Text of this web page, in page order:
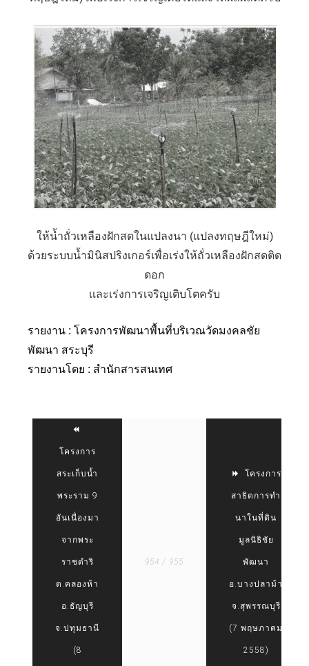
ให้น้ำถั่วเหลืองฝักสดในแปลงนา (แปลงทฤษฎีใหม่)
ด้วยระบบน้ำมินิสปริงเกอร์เพื่อเร่งให้ถั่วเหลืองฝักสดติด
ดอก
เเละเร่งการเจริญเติบโตครับ
รายงาน : โครงการพัฒนาพื้นที่บริเวณวัดมงคลชัย
พัฒนา สระบุรี
รายงานโดย : สำนักสารสนเทศ
โครงการ
สระเก็บน้ำ
พระราม 9
อันเนื่องมา
จากพระ
ราชดำริ
ต.คลองห้า
อ.ธัญบุรี
จ.ปทุมธานี
(8
954 / 955
โครงการ
สาธิตการทำ
นาในที่ดิน
มูลนิธิชัย
พัฒนา
อ.บางปลาม้า
จ.สุพรรณบุรี
(7 พฤษภาคม
2558)